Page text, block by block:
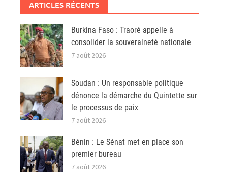
ARTICLES RÉCENTS
Burkina Faso : Traoré appelle à
consolider la souveraineté nationale
7 août 2026
Soudan : Un responsable politique
dénonce la démarche du Quintette sur
le processus de paix
7 août 2026
Bénin : Le Sénat met en place son
premier bureau
7 août 2026